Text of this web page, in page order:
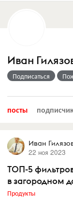
Иван
Подписаться
посты
Иван
22 ноя 2023
ТОП-5
в загородном
Продукты